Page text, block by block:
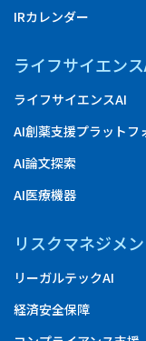
IRカレンダー
ライフサイエン
ライフサイエンスAI
AI創薬支援プラットフ
AI論文探索
AI医療機器
リスクマネジメ
リーガルテックAI
経済安全保障